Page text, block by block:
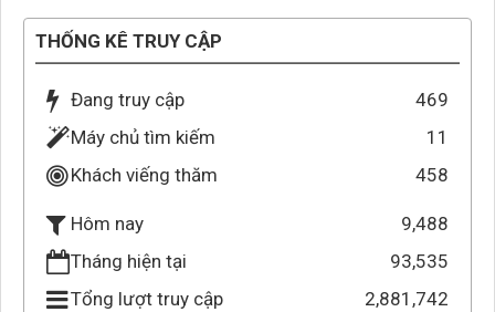
THỐNG KÊ TRUY CẬP
Đang truy cập
469
Máy chủ tìm kiếm
11
Khách viếng thăm
458
Hôm nay
9,488
Tháng hiện tại
93,535
Tổng lượt truy cập
2,881,742